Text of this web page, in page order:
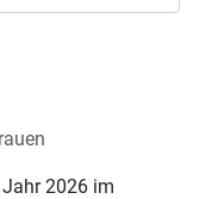
2026 im